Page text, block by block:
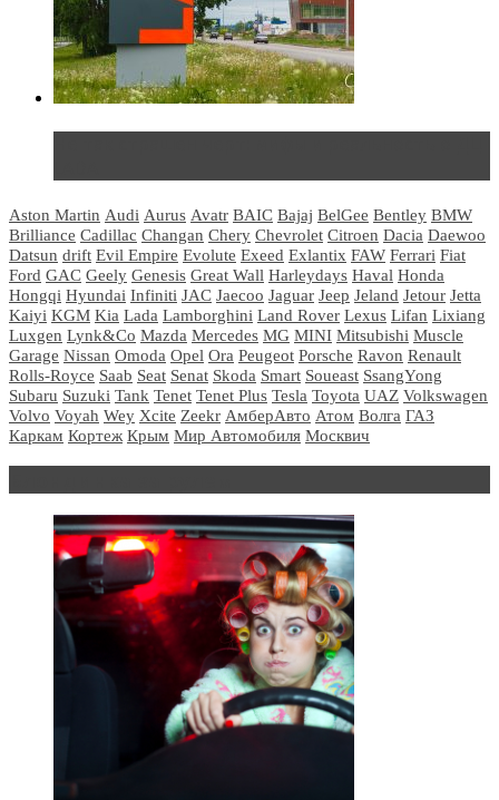
Aston Martin Audi Aurus Avatr BAIC Bajaj BelGee Bentley BMW
Brilliance Cadillac Changan Chery Chevrolet Citroen Dacia Daewoo
Datsun drift Evil Empire Evolute Exeed Exlantix FAW Ferrari Fiat
Ford GAC Geely Genesis Great Wall Harleydays Haval Honda
Hongqi Hyundai Infiniti JAC Jaecoo Jaguar Jeep Jeland Jetour Jetta
Kaiyi KGM Kia Lada Lamborghini Land Rover Lexus Lifan Lixiang
Luxgen Lynk&Co Mazda Mercedes MG MINI Mitsubishi Muscle
Garage Nissan Omoda Opel Ora Peugeot Porsche Ravon Renault
Rolls-Royce Saab Seat Senat Skoda Smart Soueast SsangYong
Subaru Suzuki Tank Tenet Tenet Plus Tesla Toyota UAZ Volkswagen
Volvo Voyah Wey Xcite Zeekr АмберАвто Атом Волга ГАЗ
Каркам Кортеж Крым Мир Автомобиля Москвич